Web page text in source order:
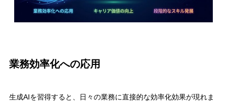
業務効率化への応用
生成AIを習得すると、日々の業務に直接的な効率化効果が現れま